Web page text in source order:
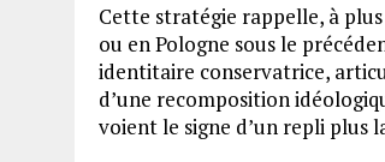
Cette stratégie rappelle, à
ou en Pologne sous le
identitaire conservatrice,
d’une recomposition
voient le signe d’un repli plus